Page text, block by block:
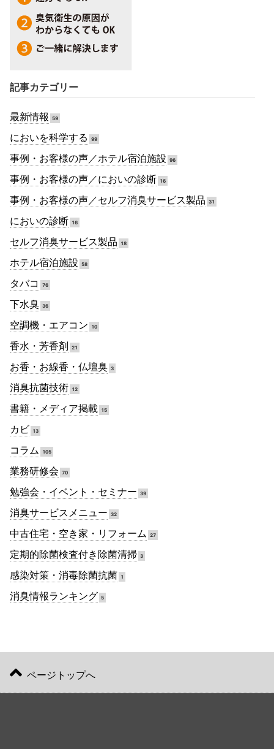
記事カテゴリー
最新情報 59
においを科学する 99
事例・お客様の声／ホテル宿泊施設 96
事例・お客様の声／においの診断 16
事例・お客様の声／セルフ消臭サービス製品 31
においの診断 16
セルフ消臭サービス製品 18
ホテル宿泊施設 58
タバコ 76
下水臭 36
空調機・エアコン 10
香水・芳香剤 21
お香・お線香・仏壇臭 3
消臭抗菌技術 12
書籍・メディア掲載 15
カビ 13
コラム 105
業務研修会 70
勉強会・イベント・セミナー 39
消臭サービスメニュー 32
中古住宅・空き家・リフォーム 27
定期的除菌検査付き除菌清掃 3
感染対策・消毒除菌抗菌 1
消臭情報ランキング 5
ページトップへ